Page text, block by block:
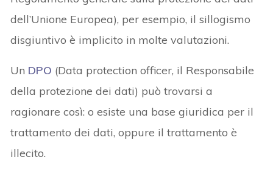
dell’Unione Europea), per esempio, il sillogismo
disgiuntivo è implicito in molte valutazioni.
Un DPO (Data protection officer, il Responsabile
della protezione dei dati) può trovarsi a
ragionare così: o esiste una base giuridica per il
trattamento dei dati, oppure il trattamento è
illecito.